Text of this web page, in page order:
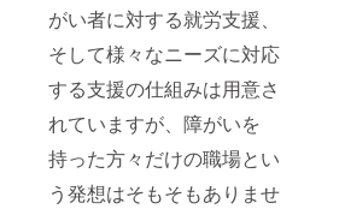
がい者に対する就労支援、
そして様々なニーズに対応
する支援の仕組みは用意さ
れていますが、障がいを
持った方々だけの職場とい
う発想はそもそもありませ